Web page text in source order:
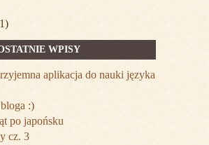
WPISY
aplikacja do nauki języka
:)
po japońsku
cz. 3